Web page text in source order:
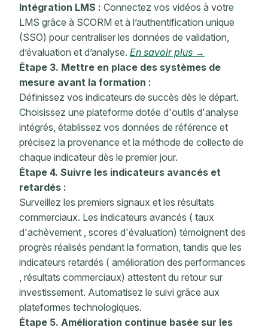
Intégration LMS : Connectez vos vidéos à votre
LMS grâce à SCORM et à l’authentification unique
(SSO) pour centraliser les données de validation,
d’évaluation et d’analyse. En savoir plus →
Étape 3. Mettre en place des systèmes de
mesure avant la formation :
Définissez vos indicateurs de succès dès le départ.
Choisissez une plateforme dotée d'outils d'analyse
intégrés, établissez vos données de référence et
précisez la provenance et la méthode de collecte de
chaque indicateur dès le premier jour.
Étape 4. Suivre les indicateurs avancés et
retardés :
Surveillez les premiers signaux et les résultats
commerciaux. Les indicateurs avancés ( taux
d'achèvement , scores d'évaluation) témoignent des
progrès réalisés pendant la formation, tandis que les
indicateurs retardés ( amélioration des performances
, résultats commerciaux) attestent du retour sur
investissement. Automatisez le suivi grâce aux
plateformes technologiques.
Étape 5. Amélioration continue basée sur les